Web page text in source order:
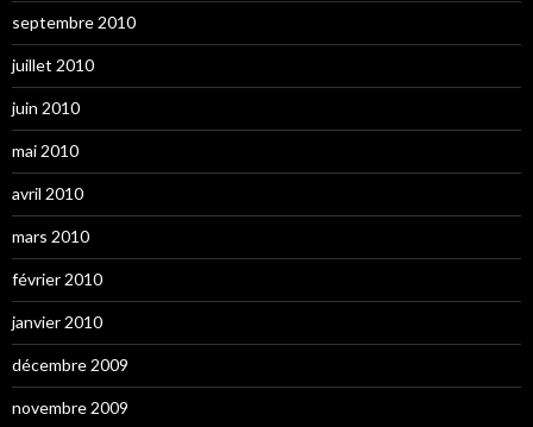
septembre 2010
juillet 2010
juin 2010
mai 2010
avril 2010
mars 2010
février 2010
janvier 2010
décembre 2009
novembre 2009